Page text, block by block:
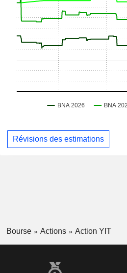
Révisions des estimations
Bourse Actions Action YIT